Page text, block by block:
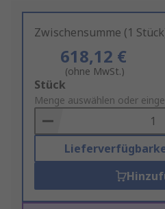
Zwischensumme (1
618,12 €
(ohne MwSt.)
Add
to
Basket
Stück
Menge auswählen oder